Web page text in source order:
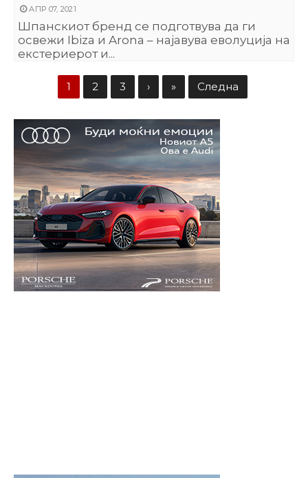
АПР 07, 2021
Шпанскиот бренд се подготвува да ги
освежи Ibiza и Arona – најавува еволуција на
екстериерот и...
1 2 3 › » Следна